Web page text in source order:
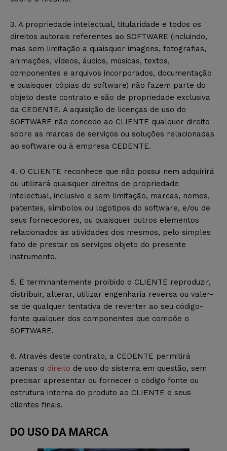
3. A propriedade intelectual, titularidade e todos os
direitos autorais referentes ao SOFTWARE (incluindo,
mas sem limitação a quaisquer imagens, fotografias,
animações, vídeos, áudios, músicas, textos,
componentes e arquivos incorporados, documentação
e quaisquer cópias do software) não fazem parte do
objeto deste contrato e são de propriedade exclusiva
da CEDENTE. A aquisição de licenças de uso do
SOFTWARE não concede ao CLIENTE qualquer direito
sobre as marcas de serviços ou soluções relacionadas
ao software ou à empresa CEDENTE.
4. O CLIENTE reconhece que não possui nem adquirirá
ou utilizará quaisquer direitos de propriedade
intelectual, inclusive e sem limitação, marcas, nomes,
patentes, símbolos ou logotipos do software, e/ou de
seus fornecedores, ou quaisquer outros elementos
relacionados às atividades dos mesmos, pelo simples
fato de prestar os serviços objeto do presente
instrumento.
5. É terminantemente proibido o CLIENTE reproduzir,
distribuir, alterar, utilizar engenharia reversa ou valer-
se de qualquer tentativa de reverter ao seu código-
fonte qualquer dos componentes que compõe o
SOFTWARE.
6. Através deste contrato, a CEDENTE permitirá
apenas o direito de uso do sistema em questão, sem
precisar apresentar ou fornecer o código fonte ou
estrutura interna do produto ao CLIENTE e seus
clientes finais.
DO USO DA MARCA